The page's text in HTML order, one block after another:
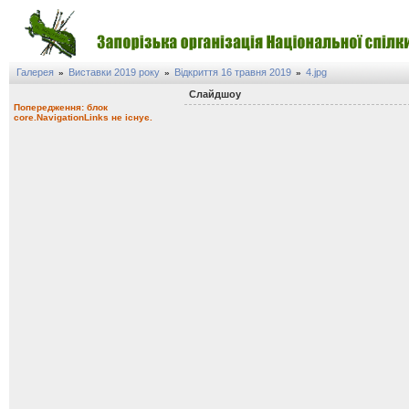
Галерея » Виставки 2019 року » Відкриття 16 травня 2019 » 4.jpg
Попередження: блок
core.NavigationLinks не існує.
Слайдшоу